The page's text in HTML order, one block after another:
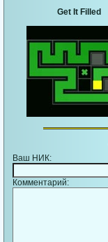
Get It Filled
Ваш НИК:
Комментарий: